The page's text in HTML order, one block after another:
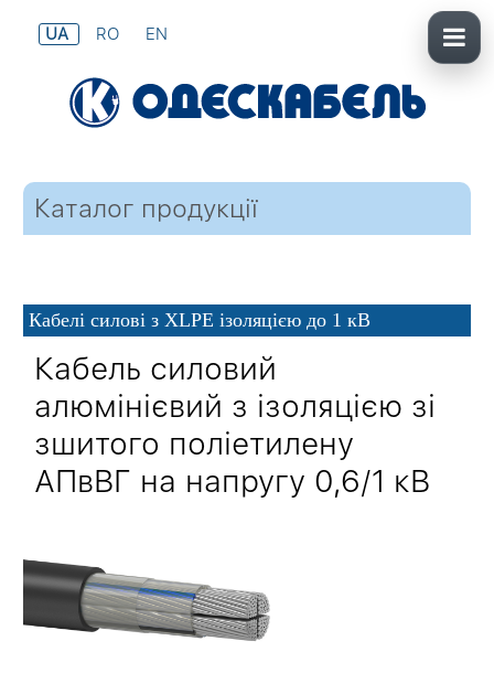
UA RO EN
Каталог продукції
Кабелі силові з XLPE ізоляцією до 1 кВ
Кабель силовий
алюмінієвий з ізоляцією зі
зшитого поліетилену
АПвВГ на напругу 0,6/1 кВ